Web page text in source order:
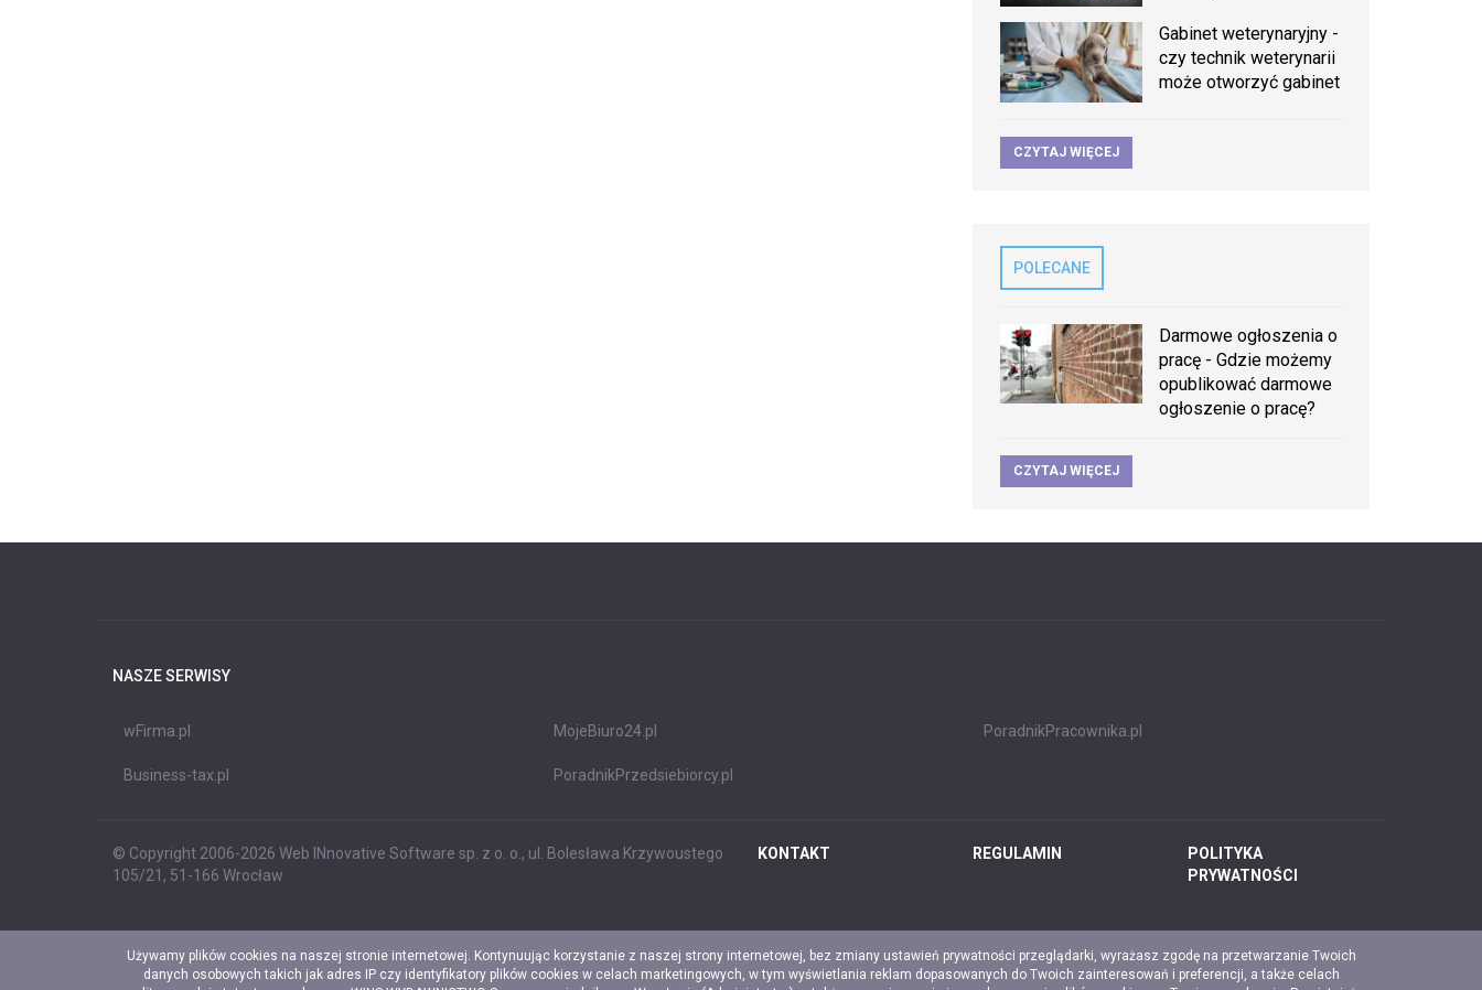
Gabinet weterynaryjny -
czy technik weterynarii
może otworzyć gabinet
CZYTAJ WIĘCEJ
POLECANE
Darmowe ogłoszenia o
pracę - Gdzie możemy
opublikować darmowe
ogłoszenie o pracę?
CZYTAJ WIĘCEJ
NASZE SERWISY
wFirma.pl
Business-tax.pl
MojeBiuro24.pl
PoradnikPrzedsiebiorcy.pl
PoradnikPracownika.pl
© Copyright 2006-2026 Web INnovative Software sp. z o. o., ul. Bolesława Krzywoustego
105/21, 51-166 Wrocław
KONTAKT REGULAMIN
POLITYKA
PRYWATNOŚCI
Używamy plików cookies na naszej stronie internetowej. Kontynuując korzystanie z naszej strony internetowej, bez zmiany ustawień prywatności przeglądarki, wyrażasz zgodę na przetwarzanie Twoich
danych osobowych takich jak adres IP czy identyfikatory plików cookies w celach marketingowych, w tym wyświetlania reklam dopasowanych do Twoich zainteresowań i preferencji, a także celach